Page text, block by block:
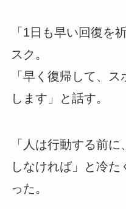
「1日も早い回復を
スク。
「早く復帰して、
します」と話す。
「人は行動する前
しなければ」と冷
った。